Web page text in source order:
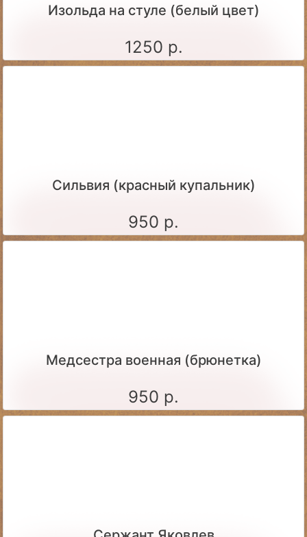
Изольда на стуле (белый цвет)
1250 р.
Сильвия (красный купальник)
950 р.
Медсестра военная (брюнетка)
950 р.